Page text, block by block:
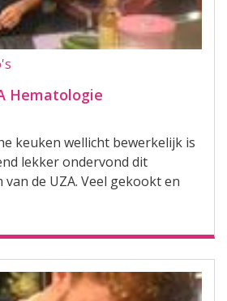
Hematologie
keuken wellicht bewerkelijk is
lekker ondervond dit
de UZA. Veel gekookt en